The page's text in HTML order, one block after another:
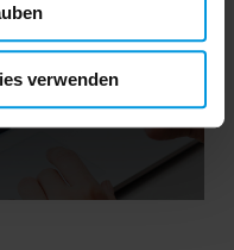
verwenden